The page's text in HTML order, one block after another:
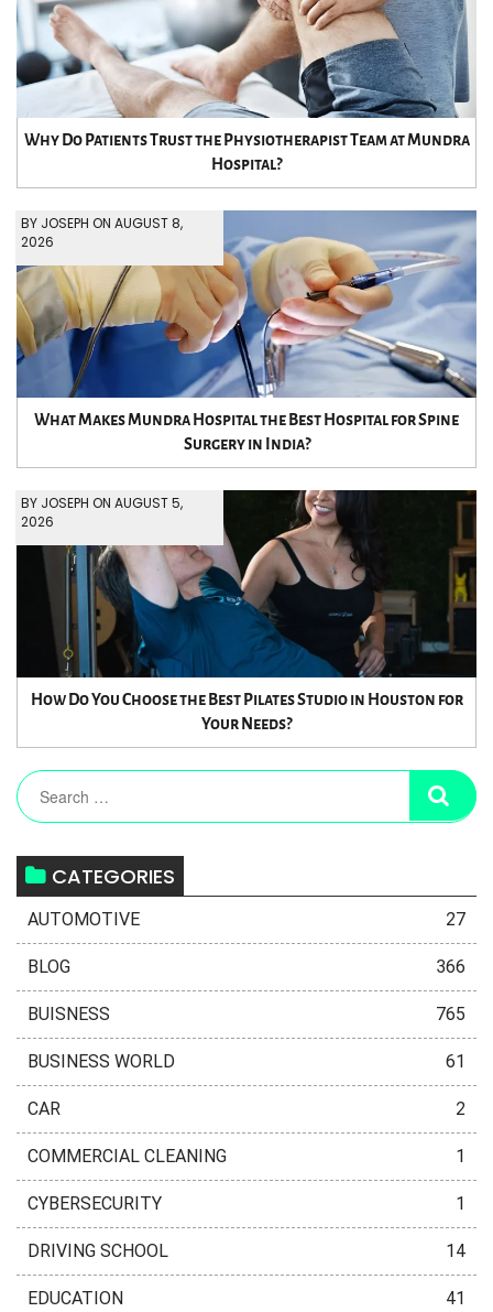
Why Do Patients Trust the Physiotherapist Team at Mundra
Hospital?
BY JOSEPH ON AUGUST 8,
2026
What Makes Mundra Hospital the Best Hospital for Spine
Surgery in India?
BY JOSEPH ON AUGUST 5,
2026
How Do You Choose the Best Pilates Studio in Houston for
Your Needs?
CATEGORIES
AUTOMOTIVE 27
BLOG 366
BUISNESS 765
BUSINESS WORLD 61
CAR 2
COMMERCIAL CLEANING 1
CYBERSECURITY 1
DRIVING SCHOOL 14
EDUCATION 41